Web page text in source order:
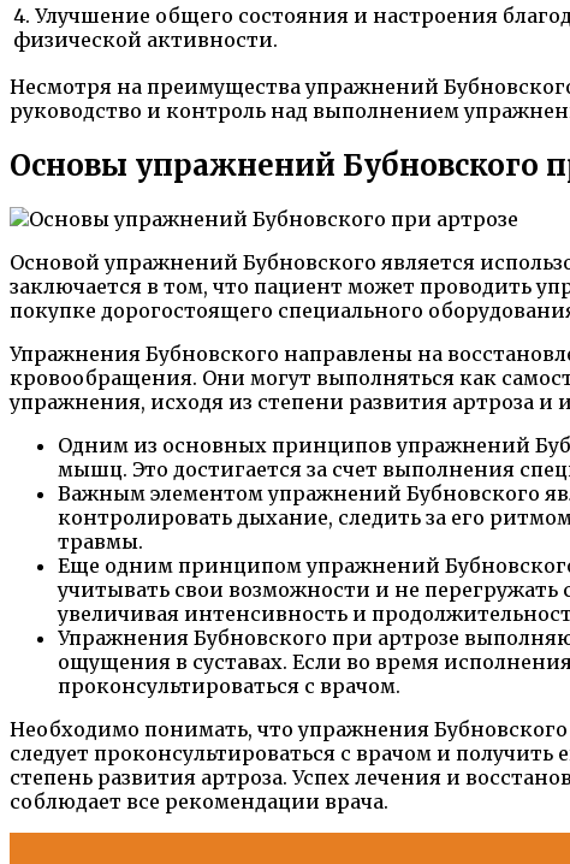
4. Улучшение общего состояния и настроения
физической активности.
Несмотря на преимущества упражнений
руководство и контроль над выполнением
Основы упражнений Бубновского
Основой упражнений Бубновского является
заключается в том, что пациент может проводить
покупке дорогостоящего специального
Упражнения Бубновского направлены на
кровообращения. Они могут выполняться как
упражнения, исходя из степени развития артроза
Одним из основных принципов упражнений
мышц. Это достигается за счет выполнения
Важным элементом упражнений Бубновского
контролировать дыхание, следить за его
травмы.
Еще одним принципом упражнений
учитывать свои возможности и не
увеличивая интенсивность и
Упражнения Бубновского при артрозе
ощущения в суставах. Если во время
проконсультироваться с врачом.
Необходимо понимать, что упражнения
следует проконсультироваться с врачом и
степень развития артроза. Успех лечения и
соблюдает все рекомендации врача.